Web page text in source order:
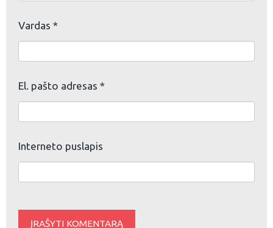
Vardas *
El. pašto adresas *
Interneto puslapis